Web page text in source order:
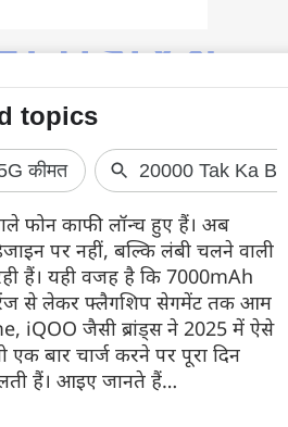
फोन काफी लॉन्च हुए हैं। अब
पर नहीं, बल्कि लंबी चलने वाली
हैं। यही वजह है कि 7000mAh
रेंज से लेकर फ्लैगशिप सेगमेंट तक आम
iQOO जैसी ब्रांड्स ने 2025 में ऐसे
एक बार चार्ज करने पर पूरा दिन
हैं। आइए जानते हैं…